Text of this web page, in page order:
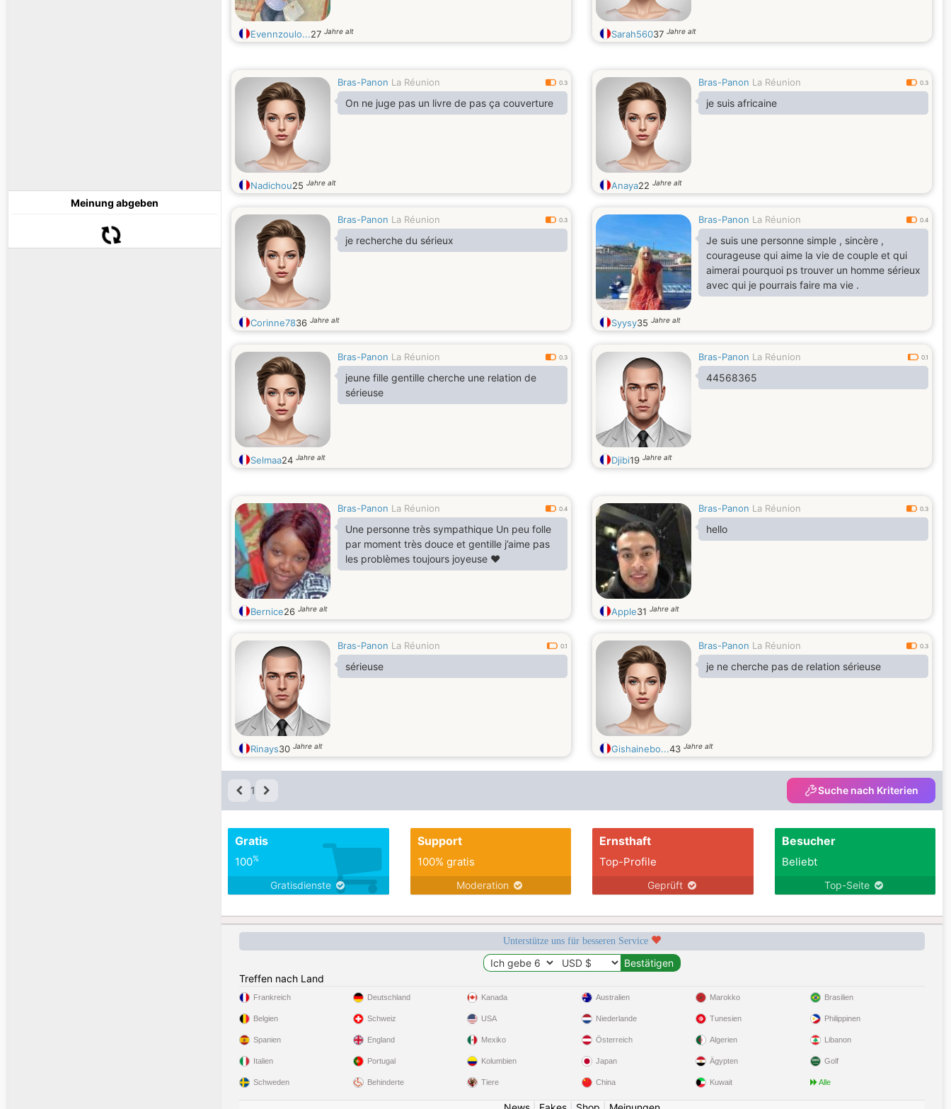
Meinung abgeben
Evennzoulo...27 Jahre alt Sarah56037 Jahre alt
Bras-Panon La Réunion 0.3
On ne juge pas un livre de pas ça couverture
Nadichou25 Jahre alt
Bras-Panon La Réunion 0.3
je suis africaine
Anaya22 Jahre alt
Bras-Panon La Réunion 0.3
je recherche du sérieux
Corinne7836 Jahre alt
Bras-Panon La Réunion 0.4
Je suis une personne simple , sincère ,
courageuse qui aime la vie de couple et qui
aimerai pourquoi ps trouver un homme sérieux
avec qui je pourrais faire ma vie .
Syysy35 Jahre alt
Bras-Panon La Réunion 0.3
jeune fille gentille cherche une relation de
sérieuse
Selmaa24 Jahre alt
Bras-Panon La Réunion 0.1
44568365
Djibi19 Jahre alt
Bras-Panon La Réunion 0.4
Une personne très sympathique Un peu folle
par moment très douce et gentille j’aime pas
les problèmes toujours joyeuse ❤️
Bernice26 Jahre alt
Bras-Panon La Réunion 0.3
hello
Apple31 Jahre alt
Bras-Panon La Réunion 0.1
sérieuse
Rinays30 Jahre alt
Bras-Panon La Réunion 0.3
je ne cherche pas de relation sérieuse
Gishainebo...43 Jahre alt
1 Suche nach Kriterien
Gratis
100%
Gratisdienste
Support
100% gratis
Moderation
Ernsthaft
Top-Profile
Geprüft
Besucher
Beliebt
Top-Seite
Unterstütze uns für besseren Service
Treffen nach Land
Frankreich
Belgien
Spanien
Italien
Schweden
Deutschland
Schweiz
England
Portugal
Behinderte
Kanada
USA
Mexiko
Kolumbien
Tiere
Australien
Niederlande
Österreich
Japan
China
Marokko
Tunesien
Algerien
Ägypten
Kuwait
Brasilien
Philippinen
Libanon
Golf
Alle